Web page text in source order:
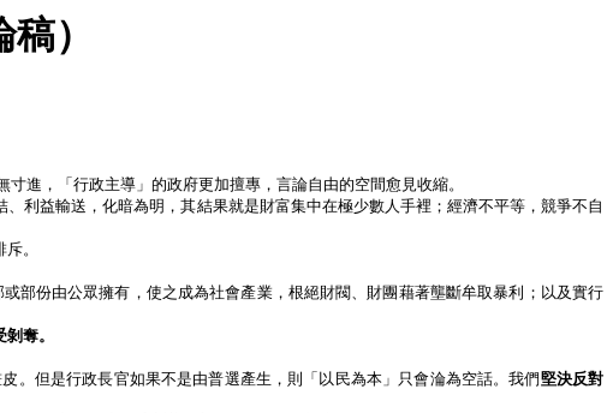
）
進，「行政主導」的政府更加擅專，言論自由的空間愈見收縮。
利益輸送，化暗為明，其結果就是財富集中在極少數人手裡；經濟不平等，競爭不自
。
部份由公眾擁有，使之成為社會產業，根絕財閥、財團藉著壟斷牟取暴利；以及實行
奪。
。但是行政長官如果不是由普選產生，則「以民為本」只會淪為空話。我們堅決反對